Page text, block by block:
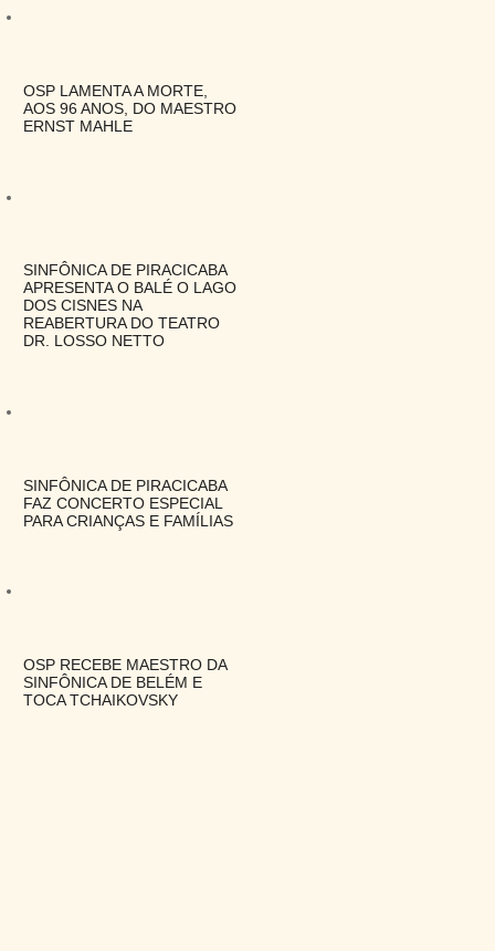
OSP LAMENTA A MORTE,
AOS 96 ANOS, DO MAESTRO
ERNST MAHLE
SINFÔNICA DE PIRACICABA
APRESENTA O BALÉ O LAGO
DOS CISNES NA
REABERTURA DO TEATRO
DR. LOSSO NETTO
SINFÔNICA DE PIRACICABA
FAZ CONCERTO ESPECIAL
PARA CRIANÇAS E FAMÍLIAS
OSP RECEBE MAESTRO DA
SINFÔNICA DE BELÉM E
TOCA TCHAIKOVSKY